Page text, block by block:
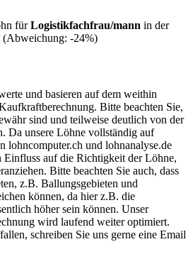
fürLogistikfachfrau/mann in der
(Abweichung: -24%)
und basieren auf dem weithin
Bitte beachten Sie,
sind und teilweise deutlich von der
Da unsere Löhne vollständig auf
lohncomputer.ch und lohnanalyse.de
Einfluss auf die Richtigkeit der Löhne,
Bitte beachten Sie auch, dass
z.B. Ballungsgebieten und
können, da hier z.B. die
höher sein können. Unser
wird laufend weiter optimiert.
schreiben Sie uns gerne eine Email